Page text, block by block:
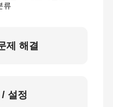
류
제 해결
설정